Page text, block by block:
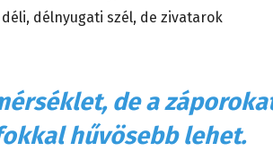
délnyugati szél, de zivatarok
de a
hűvösebb lehet.